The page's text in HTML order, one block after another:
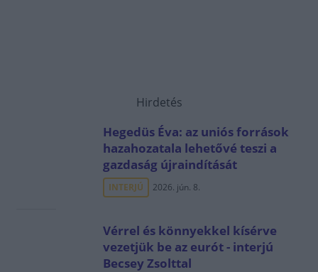
Hirdetés
Hegedüs Éva: az uniós források
hazahozatala lehetővé teszi a
gazdaság újraindítását
INTERJÚ 2026. jún. 8.
Vérrel és könnyekkel kísérve
vezetjük be az eurót - interjú
Becsey Zsolttal